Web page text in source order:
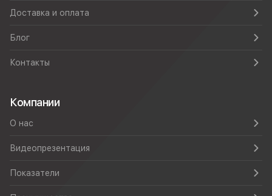
Доставка и оплата
Блог
Контакты
Компании
О нас
Видеопрезентация
Показатели